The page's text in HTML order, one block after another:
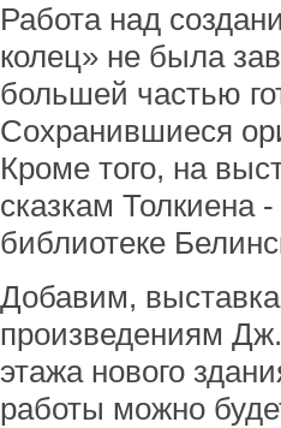
Работа над
колец» не была
большей частью
Сохранившиеся
Кроме того, на
сказкам Толкиена
библиотеке
Добавим,
произведениям Дж.
этажа нового
работы можно